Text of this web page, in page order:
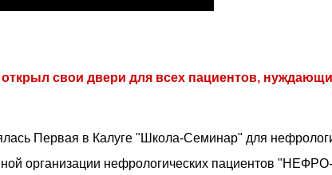
свои двери для всех пациентов,
Первая в Калуге "Школа-Семинар" для
организации нефрологических пациентов